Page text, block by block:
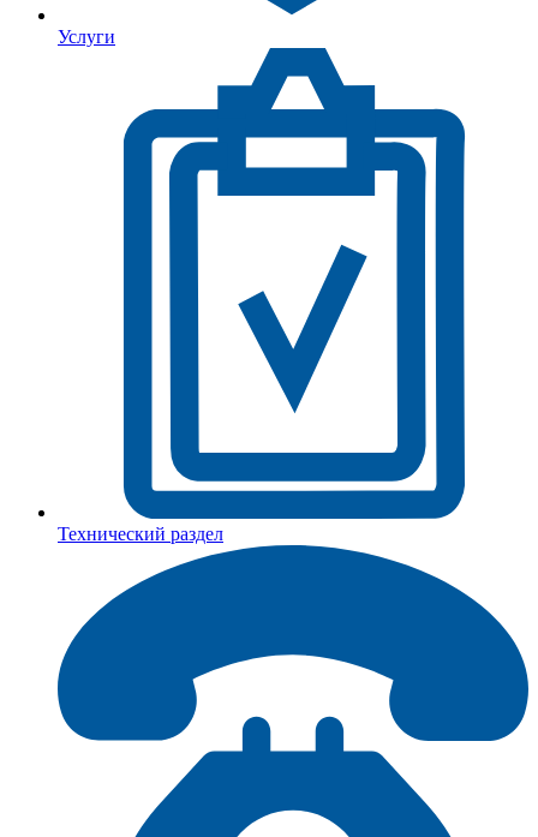
Услуги
Технический раздел